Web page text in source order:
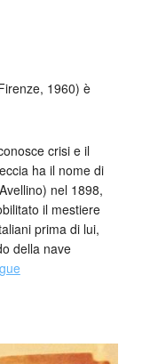
1960) è
crisi e il
ha il nome di
nel 1898,
il mestiere
prima di lui,
della nave